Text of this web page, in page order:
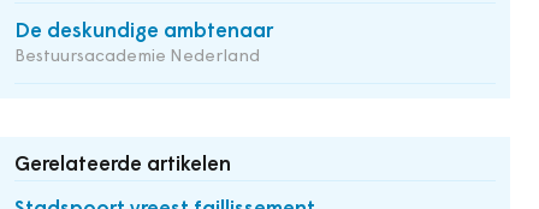
De deskundige ambtenaar
Bestuursacademie Nederland
Gerelateerde artikelen